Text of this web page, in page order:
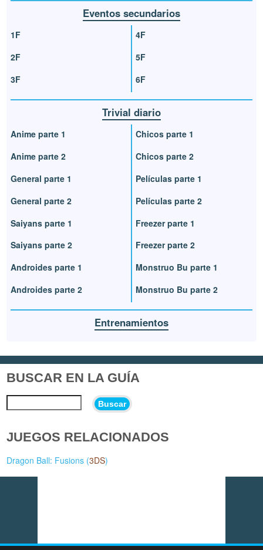
Eventos secundarios
1F
2F
3F
4F
5F
6F
Trivial diario
Anime parte 1
Anime parte 2
General parte 1
General parte 2
Saiyans parte 1
Saiyans parte 2
Androides parte 1
Androides parte 2
Chicos parte 1
Chicos parte 2
Películas parte 1
Películas parte 2
Freezer parte 1
Freezer parte 2
Monstruo Bu parte 1
Monstruo Bu parte 2
Entrenamientos
BUSCAR EN LA GUÍA
Buscar
JUEGOS RELACIONADOS
Dragon Ball: Fusions (3DS)